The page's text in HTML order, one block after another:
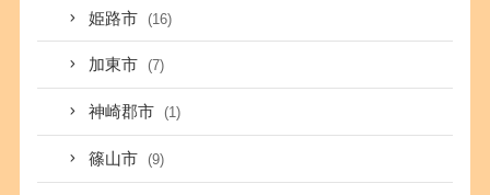
姫路市 (16)
加東市 (7)
神崎郡市 (1)
篠山市 (9)